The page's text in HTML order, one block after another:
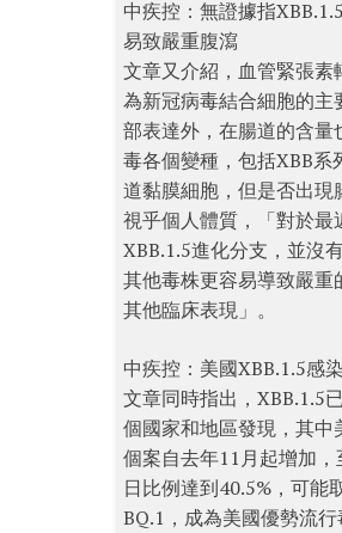
中疾控：無證據指
易致嚴重腹瀉
文章又介紹，血管緊張素
為新冠病毒結合細胞的主
部表達外，在腸道的含量
毒各個變種，包括XBB系
道黏膜細胞，但是否出現
視乎個人體質，「對於最
XBB.1.5進化分支，並沒
其他毒株更容易導致嚴重
其他臨床表現」。
中疾控：美國XBB.1.5感
文章同時指出，XBB.1.5
個國家和地區發現，其中
個案自去年11月起增加
日比例達到40.5%，可能
BQ.1，成為美國優勢流